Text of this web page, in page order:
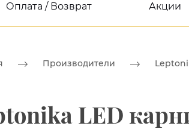
Оплата / Возврат Акции
Производители
LED